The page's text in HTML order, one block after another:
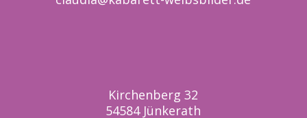
Kirchenberg 32
54584 Jünkerath